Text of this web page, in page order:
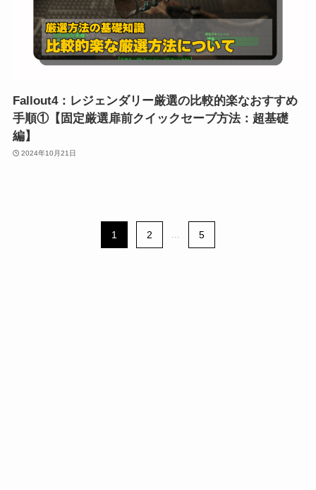
Fallout4：レジェンダリー厳選の比較的楽なおすすめ
手順①【固定厳選扉前クイックセーブ方法：超基礎
編】
2024年10月21日
1 2 5